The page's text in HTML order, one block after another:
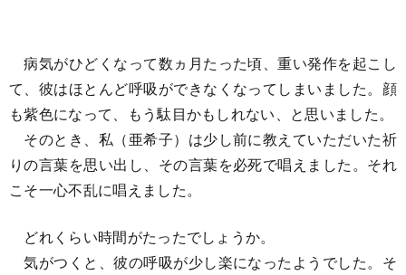
病気がひどくなって数ヵ月たった頃、重い発作を起こし
て、彼はほとんど呼吸ができなくなってしまいました。顔
も紫色になって、もう駄目かもしれない、と思いました。
そのとき、私（亜希子）は少し前に教えていただいた祈
りの言葉を思い出し、その言葉を必死で唱えました。それ
こそ一心不乱に唱えました。
どれくらい時間がたったでしょうか。
気がつくと、彼の呼吸が少し楽になったようでした。そ